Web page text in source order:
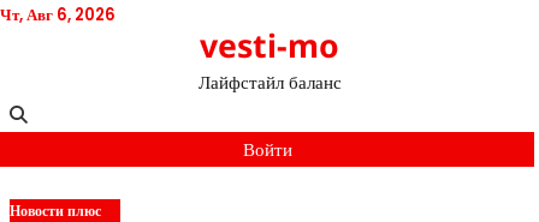
Перейти
Чт, Авг 6, 2026
vesti-mo
Лайфстайл баланс
Войти
Новости плюс